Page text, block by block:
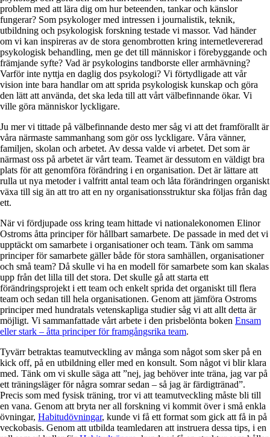
problem med att lära dig om hur beteenden, tankar och känslor
fungerar? Som psykologer med intressen i journalistik, teknik,
utbildning och psykologisk forskning testade vi massor. Vad händer
om vi kan inspireras av de stora genombrotten kring internetlevererad
psykologisk behandling, men ge det till människor i förebyggande och
främjande syfte? Vad är psykologins tandborste eller armhävning?
Varför inte nyttja en daglig dos psykologi? Vi förtydligade att vår
vision inte bara handlar om att sprida psykologisk kunskap och göra
den lätt att använda, det ska leda till att vårt välbefinnande ökar. Vi
ville göra människor lyckligare.
Ju mer vi tittade på välbefinnande desto mer såg vi att det framförallt är
våra närmaste sammanhang som gör oss lyckligare. Våra vänner,
familjen, skolan och arbetet. Av dessa valde vi arbetet. Det som är
närmast oss på arbetet är vårt team. Teamet är dessutom en väldigt bra
plats för att genomföra förändring i en organisation. Det är lättare att
rulla ut nya metoder i valfritt antal team och låta förändringen organiskt
växa till sig än att tro att en ny organisationsstruktur ska följas från dag
ett.
När vi fördjupade oss kring team hittade vi nationalekonomen Elinor
Ostroms åtta principer för hållbart samarbete. De passade in med det vi
upptäckt om samarbete i organisationer och team. Tänk om samma
principer för samarbete gäller både för stora samhällen, organisationer
och små team? Då skulle vi ha en modell för samarbete som kan skalas
upp från det lilla till det stora. Det skulle gå att starta ett
förändringsprojekt i ett team och enkelt sprida det organiskt till flera
team och sedan till hela organisationen. Genom att jämföra Ostroms
principer med hundratals vetenskapliga studier såg vi att allt detta är
möjligt. Vi sammanfattade vårt arbete i den prisbelönta boken Ensam
eller stark – åtta principer för framgångsrika team.
Tyvärr betraktas teamutveckling av många som något som sker på en
kick off, på en utbildning eller med en konsult. Som något vi blir klara
med. Tänk om vi skulle säga att ”nej, jag behöver inte träna, jag var på
ett träningsläger för några somrar sedan – så jag är färdigtränad”.
Precis som med fysisk träning, tror vi att teamutveckling måste bli till
en vana. Genom att bryta ner all forskning vi kommit över i små enkla
övningar, Habitudövningar, kunde vi få ett format som gick att få in på
veckobasis. Genom att utbilda teamledaren att instruera dessa tips, i en